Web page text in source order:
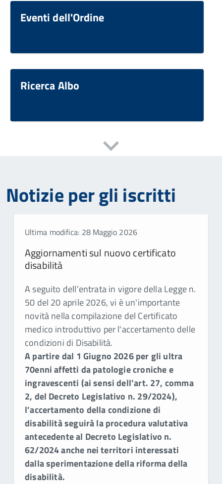
Eventi dell'Ordine
Ricerca Albo
Notizie per gli iscritti
Ultima modifica: 28 Maggio 2026
Aggiornamenti sul nuovo certificato
disabilità
A seguito dell'entrata in vigore della Legge n.
50 del 20 aprile 2026, vi è un'importante
novità nella compilazione del Certificato
medico introduttivo per l'accertamento delle
condizioni di Disabilità.
A partire dal 1 Giugno 2026 per gli ultra
70enni affetti da patologie croniche e
ingravescenti (ai sensi dell’art. 27, comma
2, del Decreto Legislativo n. 29/2024),
l’accertamento della condizione di
disabilità seguirà la procedura valutativa
antecedente al Decreto Legislativo n.
62/2024 anche nei territori interessati
dalla sperimentazione della riforma della
disabilità.